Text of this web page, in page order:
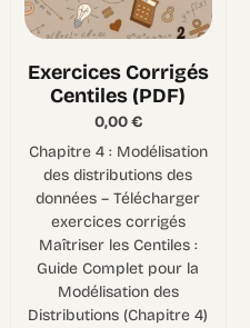
Exercices Corrigés
Centiles (PDF)
0,00€
Chapitre 4 : Modélisation
des distributions des
données – Télécharger
exercices corrigés
Maîtriser les Centiles :
Guide Complet pour la
Modélisation des
Distributions (Chapitre 4)